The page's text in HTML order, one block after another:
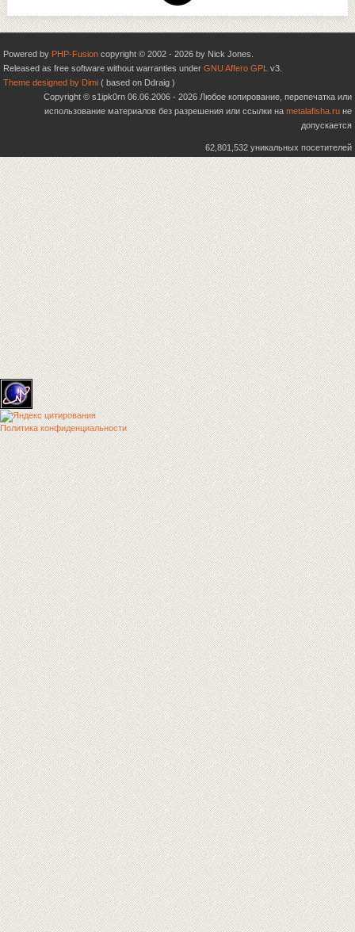
Powered by PHP-Fusion copyright © 2002 - 2026 by Nick Jones.
Released as free software without warranties under GNU Affero GPL v3.
Theme designed by Dimi ( based on Ddraig )
Copyright © s1ipk0rn 06.06.2006 - 2026 Любое копирование, перепечатка или
использование материалов без разрешения или ссылки на metalafisha.ru не
допускается
62,801,532 уникальных посетителей
Политика конфиденциальности